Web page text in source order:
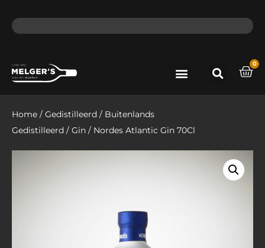
0
Home / Gedistilleerd / Buitenlands
Gedistilleerd / Gin / Nordes Atlantic Gin 70Cl